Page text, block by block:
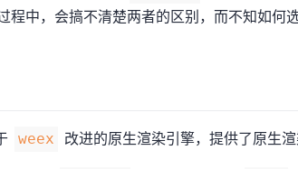
程中，会搞不清楚两者的区别，而不知如何
weex 改进的原生渲染引擎，提供了原生渲